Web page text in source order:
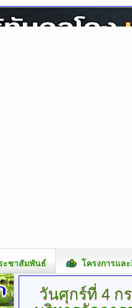
ะชาสัมพันธ์ โครงการแล
วันศุกร์ที่ 4 ก